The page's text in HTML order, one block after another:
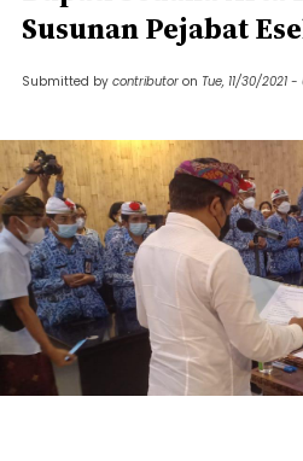
Susunan Pejabat
Submitted by contributor on Tue, 11/30/2021 -